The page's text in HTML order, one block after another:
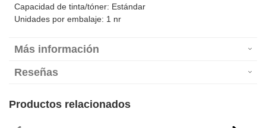
Capacidad de tinta/tóner: Estándar
Unidades por embalaje: 1 nr
Más información
Reseñas
Productos relacionados